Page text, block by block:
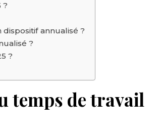
?
annualisé ?
?
?
temps de travail